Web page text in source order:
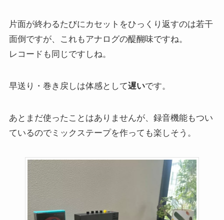
片面が終わるたびにカセットをひっくり返すのは若干
面倒ですが、これもアナログの醍醐味ですね。
レコードも同じですしね。
早送り・巻き戻しは体感として遅いです。
あとまだ使ったことはありませんが、録音機能もつい
ているのでミックステープを作っても楽しそう。